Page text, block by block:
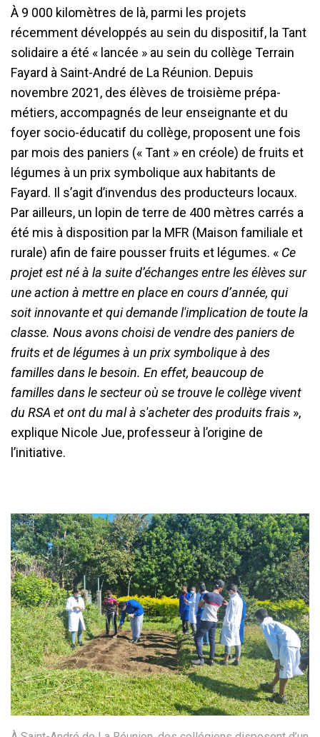
À 9 000 kilomètres de là, parmi les projets
récemment développés au sein du dispositif, la Tant
solidaire a été « lancée » au sein du collège Terrain
Fayard à Saint-André de La Réunion. Depuis
novembre 2021, des élèves de troisième prépa-
métiers, accompagnés de leur enseignante et du
foyer socio-éducatif du collège, proposent une fois
par mois des paniers (« Tant » en créole) de fruits et
légumes à un prix symbolique aux habitants de
Fayard. Il s’agit d’invendus des producteurs locaux.
Par ailleurs, un lopin de terre de 400 mètres carrés a
été mis à disposition par la MFR (Maison familiale et
rurale) afin de faire pousser fruits et légumes. « Ce
projet est né à la suite d’échanges entre les élèves sur
une action à mettre en place en cours d’année, qui
soit innovante et qui demande l'implication de toute la
classe. Nous avons choisi de vendre des paniers de
fruits et de légumes à un prix symbolique à des
familles dans le besoin. En effet, beaucoup de
familles dans le secteur où se trouve le collège vivent
du RSA et ont du mal à s'acheter des produits frais »,
explique Nicole Jue, professeur à l’origine de
l’initiative.